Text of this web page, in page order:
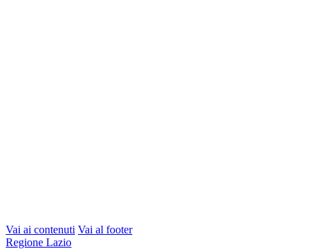
Vai ai contenuti Vai al footer
Regione Lazio